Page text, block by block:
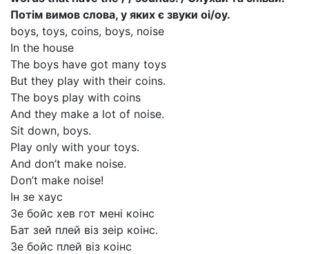
Потім вимов слова, у яких є звуки oi/oy.
boys, toys, coins, boys, noise
In the house
The boys have got many toys
But they play with their coins.
The boys play with coins
And they make a lot of noise.
Sit down, boys.
Play only with your toys.
And don’t make noise.
Don’t make noise!
Ін зе хаус
Зе бойс хев гот мені коінс
Бат зей плей віз зеір коінс.
Зе бойс плей віз коінс